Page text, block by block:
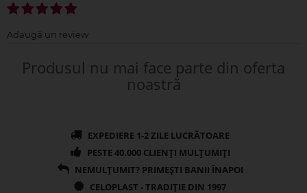
Produsul nu mai face parte din oferta
noastră